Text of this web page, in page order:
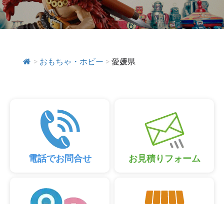
> おもちゃ・ホビー > 愛媛県
電話でお問合せ お見積りフォーム